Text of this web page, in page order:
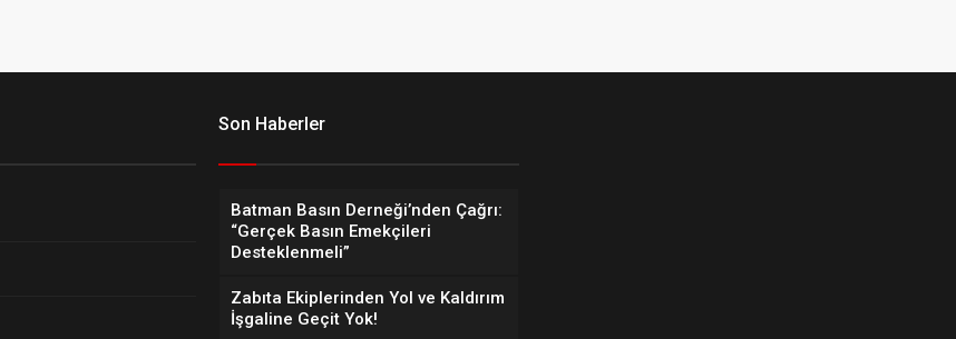
Son Haberler
Batman Basın Derneği’nden Çağrı:
“Gerçek Basın Emekçileri
Desteklenmeli”
Zabıta Ekiplerinden Yol ve Kaldırım
İşgaline Geçit Yok!